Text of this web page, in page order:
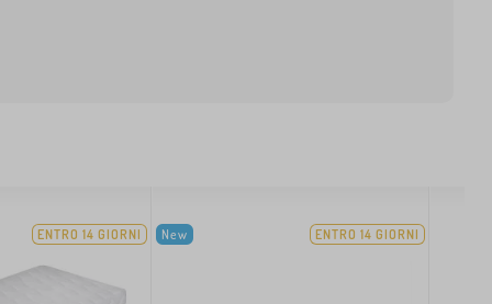
ENTRO 14 GIORNI New ENTRO 14 GIORNI